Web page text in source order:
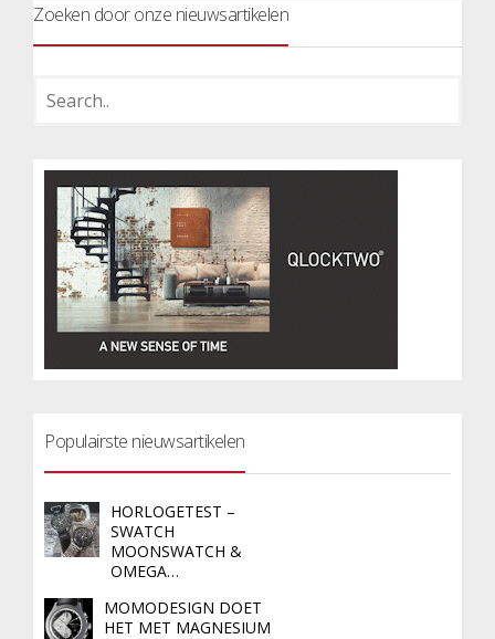
Zoeken door onze nieuwsartikelen
Populairste nieuwsartikelen
HORLOGETEST –
SWATCH
MOONSWATCH &
OMEGA…
MOMODESIGN DOET
HET MET MAGNESIUM